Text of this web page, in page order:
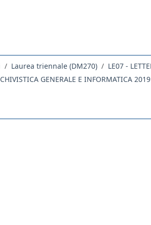
Laurea triennale (DM270)
GENERALE E INFORMATICA 2019